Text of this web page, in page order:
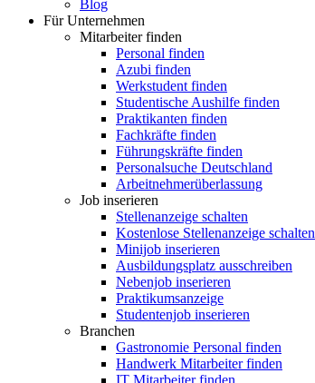
Blog
Für Unternehmen
Mitarbeiter finden
Personal finden
Azubi finden
Werkstudent finden
Studentische Aushilfe finden
Praktikanten finden
Fachkräfte finden
Führungskräfte finden
Personalsuche Deutschland
Arbeitnehmerüberlassung
Job inserieren
Stellenanzeige schalten
Kostenlose Stellenanzeige schalten
Minijob inserieren
Ausbildungsplatz ausschreiben
Nebenjob inserieren
Praktikumsanzeige
Studentenjob inserieren
Branchen
Gastronomie Personal finden
Handwerk Mitarbeiter finden
IT Mitarbeiter finden